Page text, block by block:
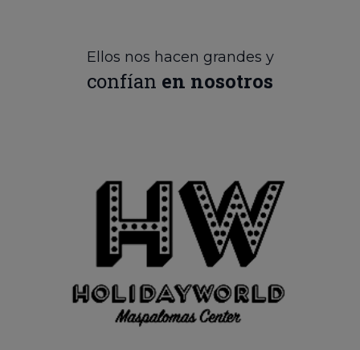
Ellos nos hacen grandes y
confían en nosotros